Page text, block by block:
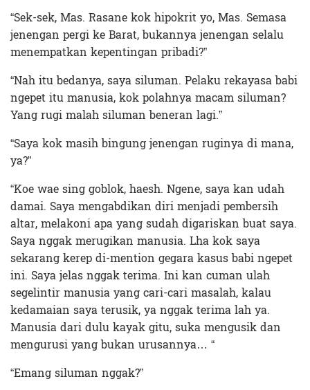
“Sek-sek, Mas. Rasane kok hipokrit yo, Mas. Semasa
jenengan pergi ke Barat, bukannya jenengan selalu
menempatkan kepentingan pribadi?”
“Nah itu bedanya, saya siluman. Pelaku rekayasa babi
ngepet itu manusia, kok polahnya macam siluman?
Yang rugi malah siluman beneran lagi.”
“Saya kok masih bingung jenengan ruginya di mana,
ya?”
“Koe wae sing goblok, haesh. Ngene, saya kan udah
damai. Saya mengabdikan diri menjadi pembersih
altar, melakoni apa yang sudah digariskan buat saya.
Saya nggak merugikan manusia. Lha kok saya
sekarang kerep di-mention gegara kasus babi ngepet
ini. Saya jelas nggak terima. Ini kan cuman ulah
segelintir manusia yang cari-cari masalah, kalau
kedamaian saya terusik, ya nggak terima lah ya.
Manusia dari dulu kayak gitu, suka mengusik dan
mengurusi yang bukan urusannya… “
“Emang siluman nggak?”